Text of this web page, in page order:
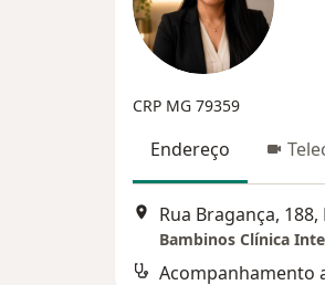
CRP MG 79359
Endereço
Rua Bragança,
Bambinos Clínica